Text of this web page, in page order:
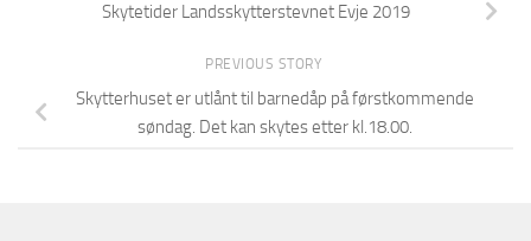
Skytetider Landsskytterstevnet Evje 2019
PREVIOUS STORY
Skytterhuset er utlånt til barnedåp på førstkommende
søndag. Det kan skytes etter kl.18.00.